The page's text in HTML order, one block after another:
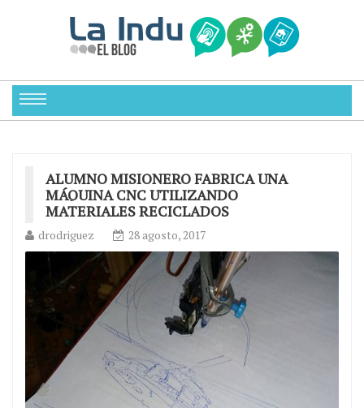
ALUMNO MISIONERO FABRICA UNA
MÁQUINA CNC UTILIZANDO
MATERIALES RECICLADOS
drodriguez 28 agosto, 2017